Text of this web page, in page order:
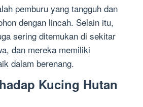
pemburu yang tangguh dan
dengan lincah. Selain itu,
sering ditemukan di sekitar
dan mereka memiliki
dalam berenang.
Kucing Hutan